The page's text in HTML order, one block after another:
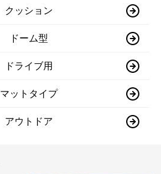
クッション
ドーム型
ドライブ用
マットタイプ
アウトドア